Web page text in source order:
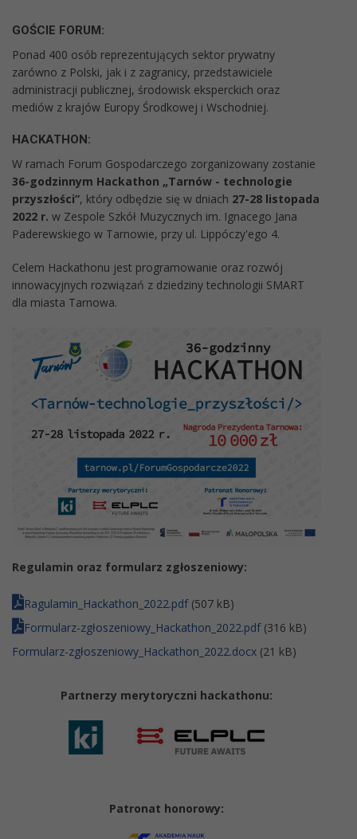
GOŚCIE FORUM:
Ponad 400 osób reprezentujących sektor prywatny
zarówno z Polski, jak i z zagranicy, przedstawiciele
administracji publicznej, środowisk eksperckich oraz
mediów z krajów Europy Środkowej i Wschodniej.
HACKATHON:
W ramach Forum Gospodarczego zorganizowany zostanie
36-godzinnym Hackathon „Tarnów - technologie
przyszłości”, który odbędzie się w dniach 27-28 listopada
2022 r. w Zespole Szkół Muzycznych im. Ignacego Jana
Paderewskiego w Tarnowie, przy ul. Lippóczy'ego 4.
Celem Hackathonu jest programowanie oraz rozwój
innowacyjnych rozwiązań z dziedziny technologii SMART
dla miasta Tarnowa.
Regulamin oraz formularz zgłoszeniowy:
Ragulamin_Hackathon_2022.pdf(507 kB)
Formularz-zgłoszeniowy_Hackathon_2022.pdf(316 kB)
Formularz-zgłoszeniowy_Hackathon_2022.docx (21 kB)
Partnerzy merytoryczni hackathonu:
Patronat honorowy: